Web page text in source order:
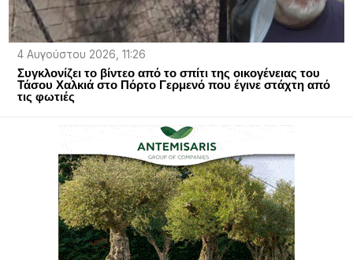
4 Αυγούστου 2026, 11:26
Συγκλονίζει το βίντεο από το σπίτι της οικογένειας του
Τάσου Χαλκιά στο Πόρτο Γερμενό που έγινε στάχτη από
τις φωτιές